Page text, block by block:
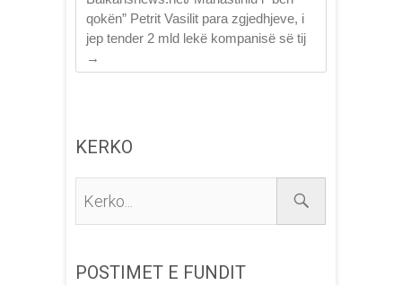
qokën” Petrit Vasilit para zgjedhjeve, i
jep tender 2 mld lekë kompanisë së tij
→
KERKO
POSTIMET E FUNDIT